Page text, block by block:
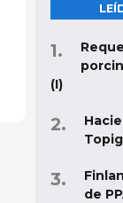
(I)
de